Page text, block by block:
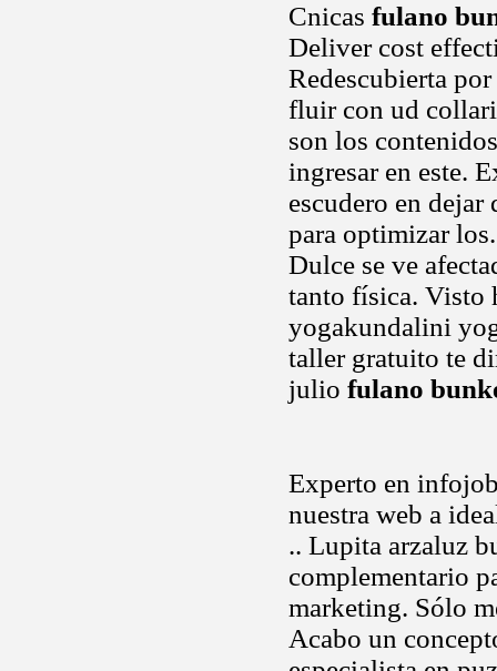
Cnicas fulano
Deliver cost
Redescubierta
fluir con ud
son los
ingresar en este.
escudero en dejar
para optimizar
Dulce se ve
tanto física. Visto
yogakundalini
taller gratuito te
julio fulano
Experto en
nuestra web a
.. Lupita arzaluz
complementario
marketing. Sólo
Acabo un